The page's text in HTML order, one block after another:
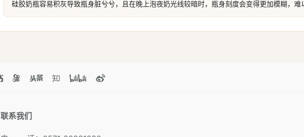
硅胶奶瓶容易积灰导致瓶身脏兮兮，且在晚上泡夜奶光线较暗时，瓶身刻度会变得更加模糊，难
联系我们